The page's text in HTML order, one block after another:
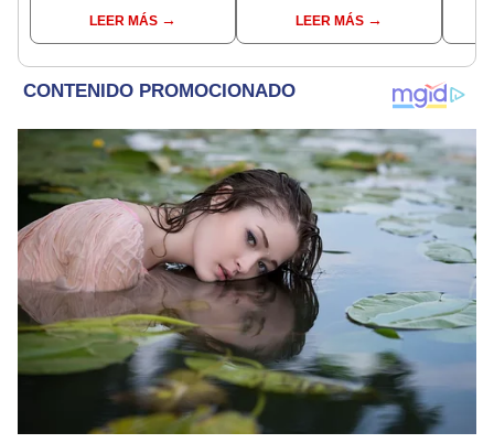
Navidad y Año Nuevo
LEER MÁS
conoce las fechas de
depósito
LEER MÁS